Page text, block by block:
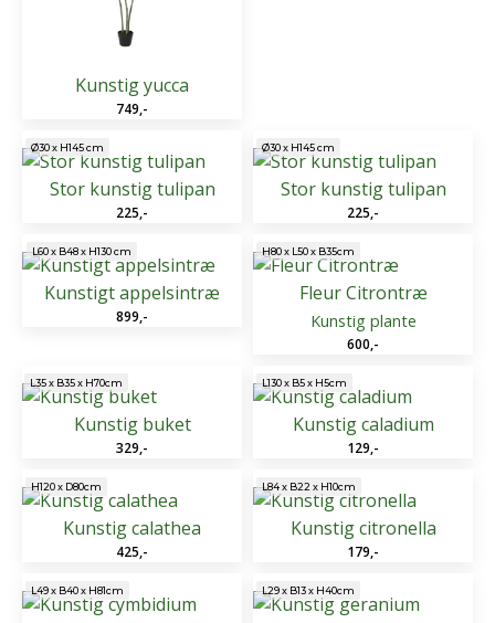
Kunstig yucca
749,-
Ø30 x H145 cm
Stor kunstig tulipan
225,-
Ø30 x H145 cm
Stor kunstig tulipan
225,-
L60 x B48 x H130 cm
Kunstigt appelsintræ
899,-
H80 x L50 x B35cm
Fleur Citrontræ
Kunstig plante
600,-
L35 x B35 x H70cm
Kunstig buket
329,-
L130 x B5 x H5cm
Kunstig caladium
129,-
H120 x D80cm
Kunstig calathea
425,-
L84 x B22 x H10cm
Kunstig citronella
179,-
L49 x B40 x H81cm L29 x B13 x H40cm